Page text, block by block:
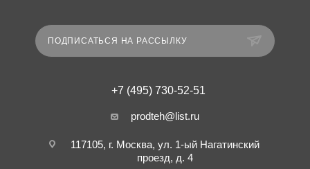
ПОДПИСАТЬСЯ НА РАССЫЛКУ
+7 (495) 730-52-51
prodteh@list.ru
117105, г. Москва, ул. 1-ый Нагатинский
проезд, д. 4